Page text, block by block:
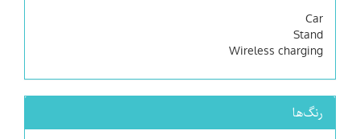
Car
Stand
Wireless charging
رنگ‌ها